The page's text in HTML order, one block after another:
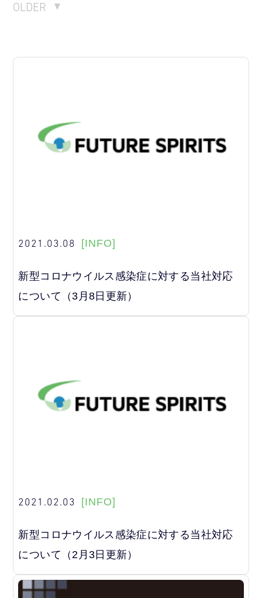
OLDER
2021.03.08 [INFO]
新型コロナウイルス感染症に対する当社対応
について（3月8日更新）
2021.02.03 [INFO]
新型コロナウイルス感染症に対する当社対応
について（2月3日更新）